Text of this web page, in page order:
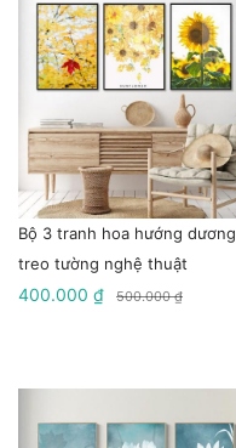
Bộ 3 tranh hoa hướng dương
treo tường nghệ thuật
400.000 ₫ 500.000 ₫